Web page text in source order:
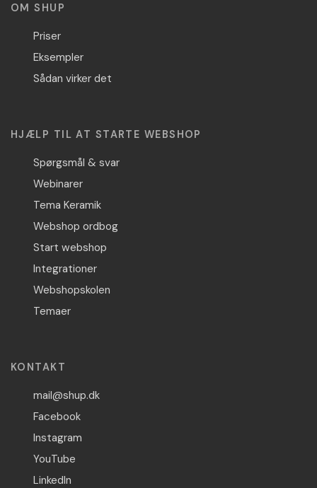
OM SHUP
Priser
Eksempler
Sådan virker det
HJÆLP TIL AT STARTE WEBSHOP
Spørgsmål & svar
Webinarer
Tema Keramik
Webshop ordbog
Start webshop
Integrationer
Webshopskolen
Temaer
KONTAKT
mail@shup.dk
Facebook
Instagram
YouTube
LinkedIn